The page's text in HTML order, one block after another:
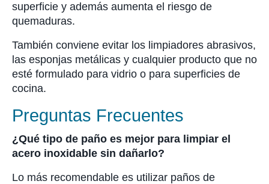
superficie y además aumenta el riesgo de
quemaduras.
También conviene evitar los limpiadores abrasivos,
las esponjas metálicas y cualquier producto que no
esté formulado para vidrio o para superficies de
cocina.
Preguntas Frecuentes
¿Qué tipo de paño es mejor para limpiar el
acero inoxidable sin dañarlo?
Lo más recomendable es utilizar paños de